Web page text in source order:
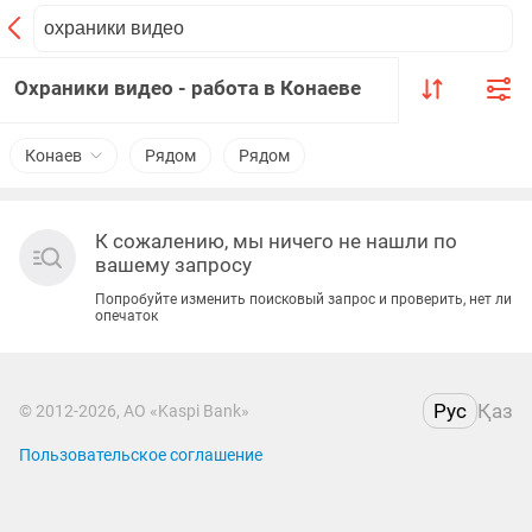
Охраники видео - работа в Конаеве
Конаев Рядом Рядом
К сожалению, мы ничего не нашли по
вашему запросу
Попробуйте изменить поисковый запрос и проверить, нет ли
опечаток
© 2012-2026, АО «Kaspi Bank» Рус Қаз
Пользовательское соглашение